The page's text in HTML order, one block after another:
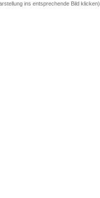
ins entsprechende Bild klicken)